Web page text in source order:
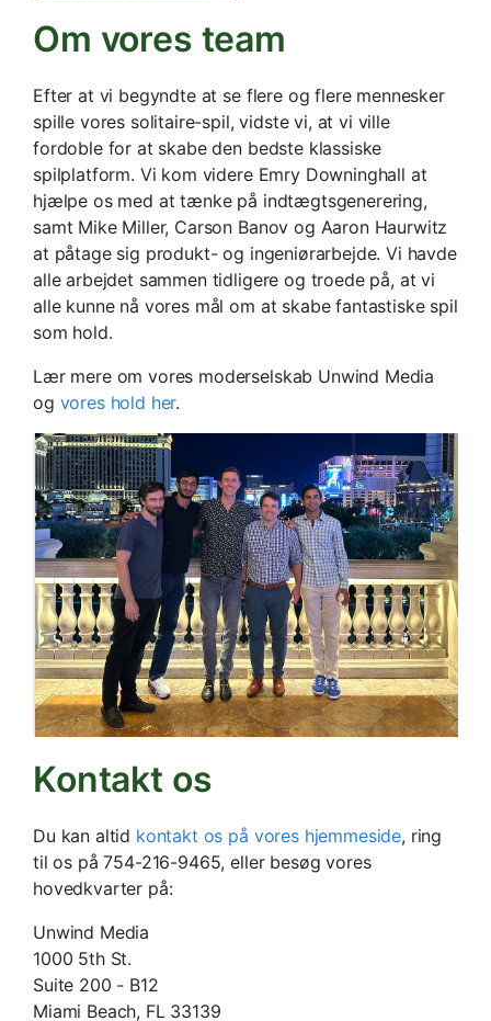
Om vores team
Efter at vi begyndte at se flere og flere mennesker
spille vores solitaire-spil, vidste vi, at vi ville
fordoble for at skabe den bedste klassiske
spilplatform. Vi kom videre Emry Downinghall at
hjælpe os med at tænke på indtægtsgenerering,
samt Mike Miller, Carson Banov og Aaron Haurwitz
at påtage sig produkt- og ingeniørarbejde. Vi havde
alle arbejdet sammen tidligere og troede på, at vi
alle kunne nå vores mål om at skabe fantastiske spil
som hold.
Lær mere om vores moderselskab Unwind Media
og vores hold her.
Kontakt os
Du kan altid kontakt os på vores hjemmeside, ring
til os på 754-216-9465, eller besøg vores
hovedkvarter på:
Unwind Media
1000 5th St.
Suite 200 - B12
Miami Beach, FL 33139